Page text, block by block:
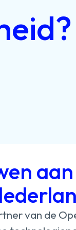
van de